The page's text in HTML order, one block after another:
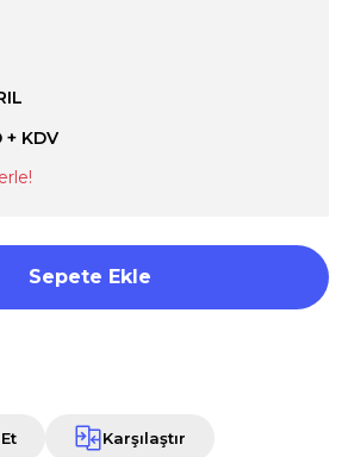
+ KDV
Sepete Ekle
Karşılaştır